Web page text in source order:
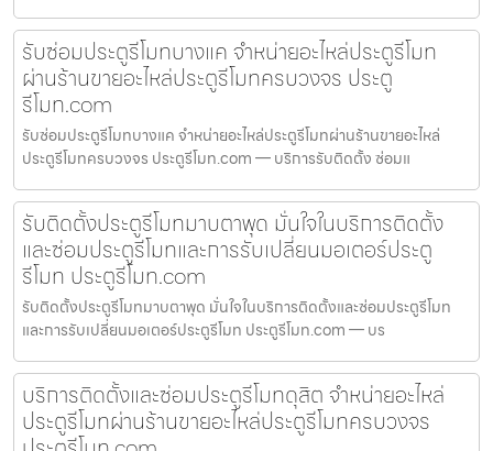
รับซ่อมประตูรีโมทบางแค จำหน่ายอะไหล่ประตูรีโมท
ผ่านร้านขายอะไหล่ประตูรีโมทครบวงจร ประตู
รีโมท.com
รับซ่อมประตูรีโมทบางแค จำหน่ายอะไหล่ประตูรีโมทผ่านร้านขายอะไหล่
ประตูรีโมทครบวงจร ประตูรีโมท.com — บริการรับติดตั้ง ซ่อมแ
รับติดตั้งประตูรีโมทมาบตาพุด มั่นใจในบริการติดตั้ง
และซ่อมประตูรีโมทและการรับเปลี่ยนมอเตอร์ประตู
รีโมท ประตูรีโมท.com
รับติดตั้งประตูรีโมทมาบตาพุด มั่นใจในบริการติดตั้งและซ่อมประตูรีโมท
และการรับเปลี่ยนมอเตอร์ประตูรีโมท ประตูรีโมท.com — บร
บริการติดตั้งและซ่อมประตูรีโมทดุสิต จำหน่ายอะไหล่
ประตูรีโมทผ่านร้านขายอะไหล่ประตูรีโมทครบวงจร